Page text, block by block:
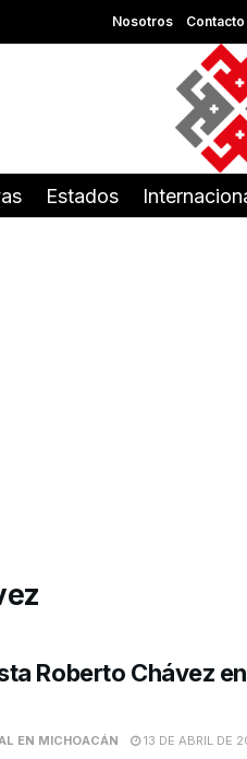
Nosotros Contacto
Estados
Roberto Chávez en
EN MICHOACÁN 13 DE ABRIL DE